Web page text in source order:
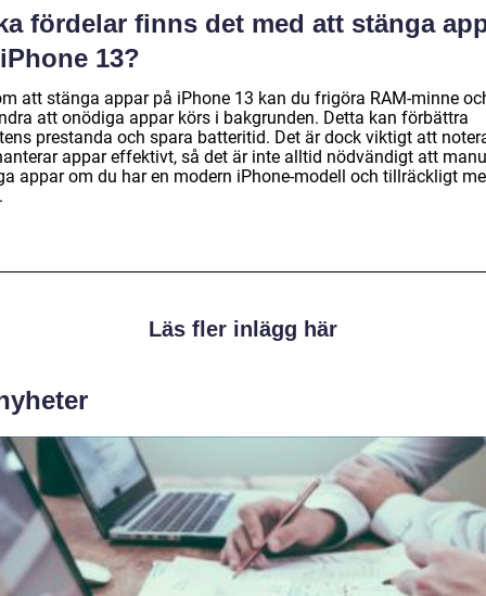
fördelar finns det med att stänga
13?
att stänga appar på iPhone 13 kan du frigöra RAM-minne
att onödiga appar körs i bakgrunden. Detta kan förbättra
prestanda och spara batteritid. Det är dock viktigt att
appar effektivt, så det är inte alltid nödvändigt att
appar om du har en modern iPhone-modell och tillräckligt
Läs fler inlägg här